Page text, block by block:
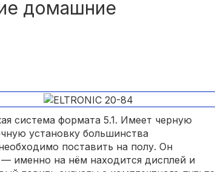
домашние
система формата 5.1. Имеет черную
установку большинства
поставить на полу. Он
именно на нём находится дисплей и